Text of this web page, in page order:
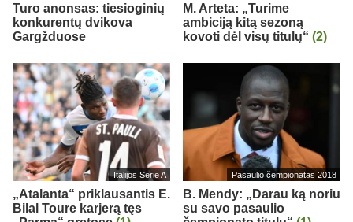
Turo anonsas: tiesioginių
konkurentų dvikova
Gargžduose
M. Arteta: „Turime
ambiciją kitą sezoną
kovoti dėl visų titulų“ (2)
Italijos Serie A
„Atalanta“ priklausantis E.
Bilal Toure karjerą tęs
Pasaulio čempionatas 2018
B. Mendy: „Darau ką noriu
su savo pasaulio